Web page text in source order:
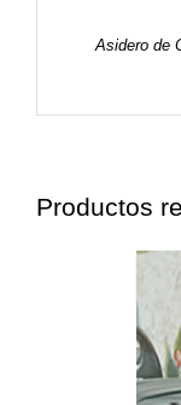
Asidero de
Productos